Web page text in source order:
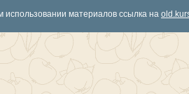
материалов ссылка на